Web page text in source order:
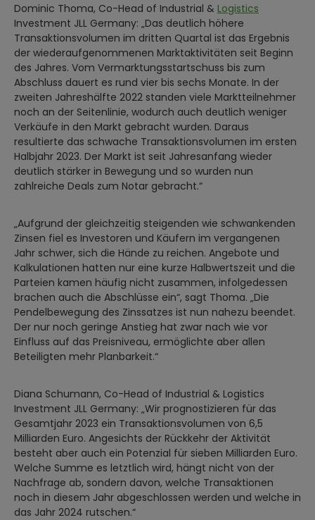
Dominic Thoma, Co-Head of Industrial & Logistics
Investment JLL Germany: „Das deutlich höhere
Transaktionsvolumen im dritten Quartal ist das Ergebnis
der wiederaufgenommenen Marktaktivitäten seit Beginn
des Jahres. Vom Vermarktungsstartschuss bis zum
Abschluss dauert es rund vier bis sechs Monate. In der
zweiten Jahreshälfte 2022 standen viele Marktteilnehmer
noch an der Seitenlinie, wodurch auch deutlich weniger
Verkäufe in den Markt gebracht wurden. Daraus
resultierte das schwache Transaktionsvolumen im ersten
Halbjahr 2023. Der Markt ist seit Jahresanfang wieder
deutlich stärker in Bewegung und so wurden nun
zahlreiche Deals zum Notar gebracht.“
„Aufgrund der gleichzeitig steigenden wie schwankenden
Zinsen fiel es Investoren und Käufern im vergangenen
Jahr schwer, sich die Hände zu reichen. Angebote und
Kalkulationen hatten nur eine kurze Halbwertszeit und die
Parteien kamen häufig nicht zusammen, infolgedessen
brachen auch die Abschlüsse ein“, sagt Thoma. „Die
Pendelbewegung des Zinssatzes ist nun nahezu beendet.
Der nur noch geringe Anstieg hat zwar nach wie vor
Einfluss auf das Preisniveau, ermöglichte aber allen
Beteiligten mehr Planbarkeit.“
Diana Schumann, Co-Head of Industrial & Logistics
Investment JLL Germany: „Wir prognostizieren für das
Gesamtjahr 2023 ein Transaktionsvolumen von 6,5
Milliarden Euro. Angesichts der Rückkehr der Aktivität
besteht aber auch ein Potenzial für sieben Milliarden Euro.
Welche Summe es letztlich wird, hängt nicht von der
Nachfrage ab, sondern davon, welche Transaktionen
noch in diesem Jahr abgeschlossen werden und welche in
das Jahr 2024 rutschen.“